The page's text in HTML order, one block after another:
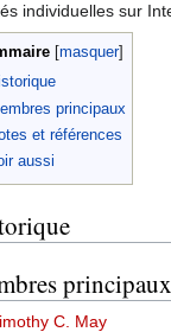
individuelles sur
principaux
et références
aussi
principaux
C. May